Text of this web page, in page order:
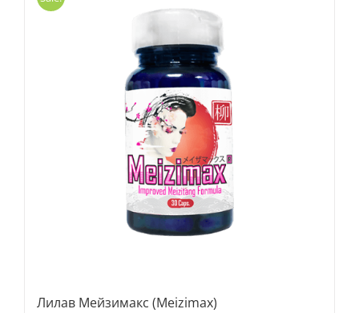
Лилав Мейзимакс (Meizimax)